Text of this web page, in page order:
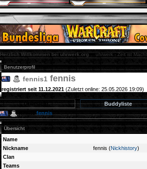
Herzlich Willkommen bei uhrwerk.org uhrwerk - Zeit ist Macht.
Benutzerprofil
fennis1 fennis
registriert seit 11.12.2021 (Zuletzt online: 25.05.2026 19:09)
Übersicht Buddyliste
fennis
Übersicht
Name
Nickname
fennis (Nickhistory)
Clan
Teams